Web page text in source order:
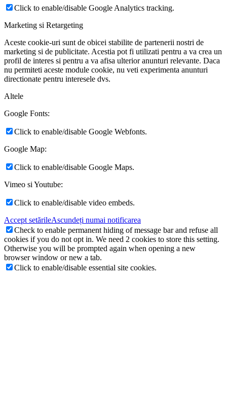
Click to enable/disable Google Analytics tracking.
Marketing si Retargeting
Aceste cookie-uri sunt de obicei stabilite de partenerii nostri de
marketing si de publicitate. Acestia pot fi utilizati pentru a va crea un
profil de interes si pentru a va afisa ulterior anunturi relevante. Daca
nu permiteti aceste module cookie, nu veti experimenta anunturi
directionate pentru interesele dvs.
Altele
Google Fonts:
Click to enable/disable Google Webfonts.
Google Map:
Click to enable/disable Google Maps.
Vimeo si Youtube:
Click to enable/disable video embeds.
Accept setărileAscundeți numai notificarea
Check to enable permanent hiding of message bar and refuse all
cookies if you do not opt in. We need 2 cookies to store this setting.
Otherwise you will be prompted again when opening a new
browser window or new a tab.
Click to enable/disable essential site cookies.